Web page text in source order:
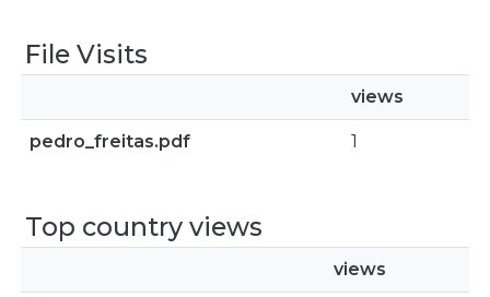
File Visits
views
pedro_freitas.pdf 1
Top country views
views